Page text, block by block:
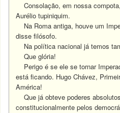
Consolação, em nossa
Aurélio tupiniquim.
Na Roma antiga, houve um
disse filósofo.
Na política nacional já temos
Que glória!
Perigo é se ele se tornar
está ficando. Hugo Chávez,
América!
Que já obteve poderes
constitucionalmente pelos